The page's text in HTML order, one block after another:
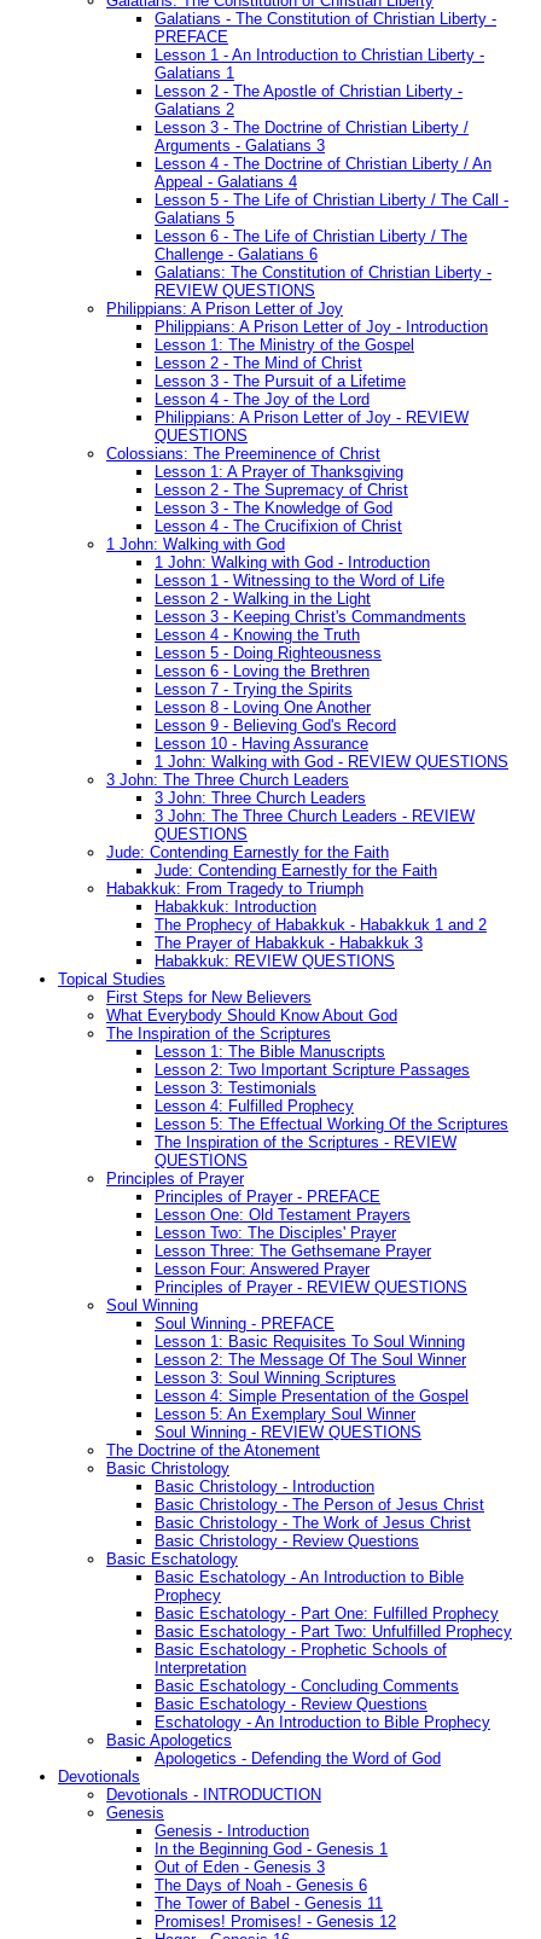
Galatians - The Constitution of Christian Liberty -
PREFACE
Lesson 1 - An Introduction to Christian Liberty -
Galatians 1
Lesson 2 - The Apostle of Christian Liberty -
Galatians 2
Lesson 3 - The Doctrine of Christian Liberty /
Arguments - Galatians 3
Lesson 4 - The Doctrine of Christian Liberty / An
Appeal - Galatians 4
Lesson 5 - The Life of Christian Liberty / The Call -
Galatians 5
Lesson 6 - The Life of Christian Liberty / The
Challenge - Galatians 6
Galatians: The Constitution of Christian Liberty -
REVIEW QUESTIONS
Philippians: A Prison Letter of Joy
Philippians: A Prison Letter of Joy - Introduction
Lesson 1: The Ministry of the Gospel
Lesson 2 - The Mind of Christ
Lesson 3 - The Pursuit of a Lifetime
Lesson 4 - The Joy of the Lord
Philippians: A Prison Letter of Joy - REVIEW
QUESTIONS
Colossians: The Preeminence of Christ
Lesson 1: A Prayer of Thanksgiving
Lesson 2 - The Supremacy of Christ
Lesson 3 - The Knowledge of God
Lesson 4 - The Crucifixion of Christ
1 John: Walking with God
1 John: Walking with God - Introduction
Lesson 1 - Witnessing to the Word of Life
Lesson 2 - Walking in the Light
Lesson 3 - Keeping Christ's Commandments
Lesson 4 - Knowing the Truth
Lesson 5 - Doing Righteousness
Lesson 6 - Loving the Brethren
Lesson 7 - Trying the Spirits
Lesson 8 - Loving One Another
Lesson 9 - Believing God's Record
Lesson 10 - Having Assurance
1 John: Walking with God - REVIEW QUESTIONS
3 John: The Three Church Leaders
3 John: Three Church Leaders
3 John: The Three Church Leaders - REVIEW
QUESTIONS
Jude: Contending Earnestly for the Faith
Jude: Contending Earnestly for the Faith
Habakkuk: From Tragedy to Triumph
Habakkuk: Introduction
The Prophecy of Habakkuk - Habakkuk 1 and 2
The Prayer of Habakkuk - Habakkuk 3
Habakkuk: REVIEW QUESTIONS
Topical Studies
First Steps for New Believers
What Everybody Should Know About God
The Inspiration of the Scriptures
Lesson 1: The Bible Manuscripts
Lesson 2: Two Important Scripture Passages
Lesson 3: Testimonials
Lesson 4: Fulfilled Prophecy
Lesson 5: The Effectual Working Of the Scriptures
The Inspiration of the Scriptures - REVIEW
QUESTIONS
Principles of Prayer
Principles of Prayer - PREFACE
Lesson One: Old Testament Prayers
Lesson Two: The Disciples' Prayer
Lesson Three: The Gethsemane Prayer
Lesson Four: Answered Prayer
Principles of Prayer - REVIEW QUESTIONS
Soul Winning
Soul Winning - PREFACE
Lesson 1: Basic Requisites To Soul Winning
Lesson 2: The Message Of The Soul Winner
Lesson 3: Soul Winning Scriptures
Lesson 4: Simple Presentation of the Gospel
Lesson 5: An Exemplary Soul Winner
Soul Winning - REVIEW QUESTIONS
The Doctrine of the Atonement
Basic Christology
Basic Christology - Introduction
Basic Christology - The Person of Jesus Christ
Basic Christology - The Work of Jesus Christ
Basic Christology - Review Questions
Basic Eschatology
Basic Eschatology - An Introduction to Bible
Prophecy
Basic Eschatology - Part One: Fulfilled Prophecy
Basic Eschatology - Part Two: Unfulfilled Prophecy
Basic Eschatology - Prophetic Schools of
Interpretation
Basic Eschatology - Concluding Comments
Basic Eschatology - Review Questions
Eschatology - An Introduction to Bible Prophecy
Basic Apologetics
Apologetics - Defending the Word of God
Devotionals
Devotionals - INTRODUCTION
Genesis
Genesis - Introduction
In the Beginning God - Genesis 1
Out of Eden - Genesis 3
The Days of Noah - Genesis 6
The Tower of Babel - Genesis 11
Promises! Promises! - Genesis 12